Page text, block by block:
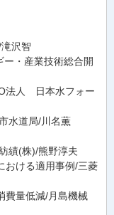
沢智
・産業技術総合開
法人 日本水フォー
水道局/川名薫
績(株)/熊野淳夫
おける適用事例/三菱
費量低減/月島機械